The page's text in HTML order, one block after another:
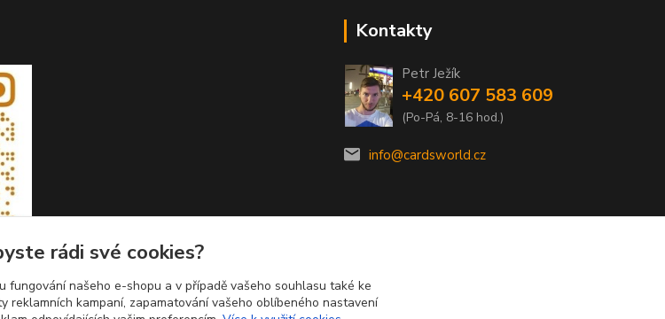
Kontakty
Petr Ježík
+420 607 583 609
(Po-Pá, 8-16 hod.)
info@cardsworld.cz
rádi své cookies?
fungování našeho e-shopu a v případě vašeho souhlasu také ke
reklamních kampaní, zapamatování vašeho oblíbeného nastavení